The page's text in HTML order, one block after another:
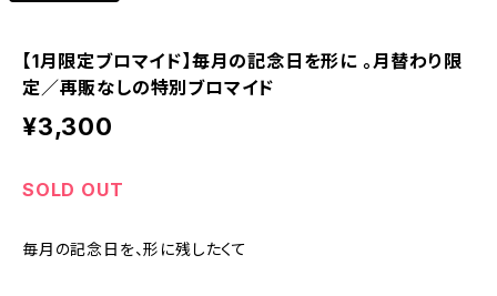
【1月限定ブロマイド】毎月の記念日を形に 。月替わり限
定／再販なしの特別ブロマイド
¥3,300
SOLD OUT
毎月の記念日を、形に残したくて